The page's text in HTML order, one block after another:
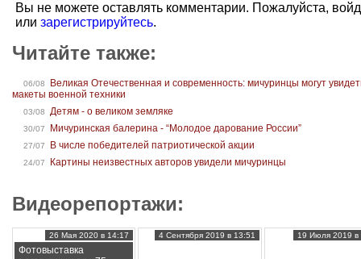
Вы не можете оставлять комментарии. Пожалуйста,
или зарегистрируйтесь.
Читайте также:
06/08
Великая Отечественная и современность: мичуринцы могут
макеты военной техники
03/08 Детям - о великом земляке
30/07 Мичуринская балерина - “Молодое дарование России”
27/07 В числе победителей патриотической акции
24/07 Картины неизвестных авторов увидели мичуринцы
Видеорепортажи:
Фотовыставка
26 Мая 2020 в 14:17 4 Сентября 2019 в 13:51 19 Июля 2019 в